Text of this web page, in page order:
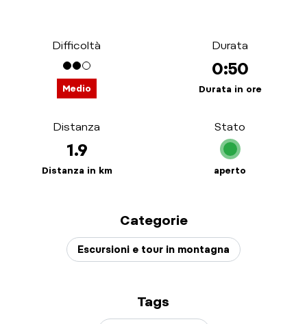
Difficoltà
Medio
Durata
0:50
Durata in ore
Distanza
1.9
Distanza in km
Stato
aperto
Categorie
Escursioni e tour in montagna
Tags